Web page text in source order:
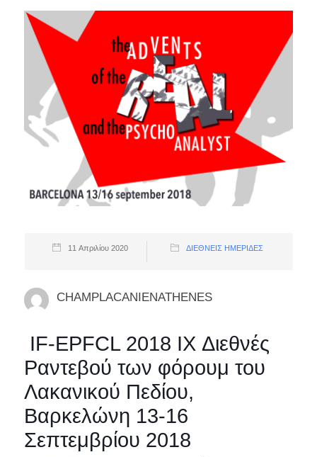
11 Απριλίου 2020 ΔΙΕΘΝΕΊΣ ΗΜΕΡΊΔΕΣ
CHAMPLACANIENATHENES
IF-EPFCL 2018 ΙX Διεθνές
Ραντεβού των φόρουμ του
Λακανικού Πεδίου,
Βαρκελώνη 13-16
Σεπτεμβρίου 2018